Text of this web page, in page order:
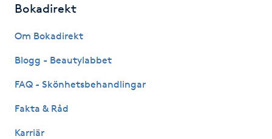
Hårbottenbehandling
Hårvård
Bokadirekt
Om Bokadirekt
Blogg - Beautylabbet
FAQ - Skönhetsbehandlingar
Fakta & Råd
Karriär